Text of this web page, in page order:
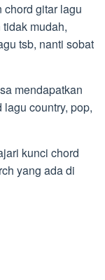
gitar lagu
mudah,
tsb, nanti sobat
mendapatkan
country, pop,
kunci chord
yang ada di